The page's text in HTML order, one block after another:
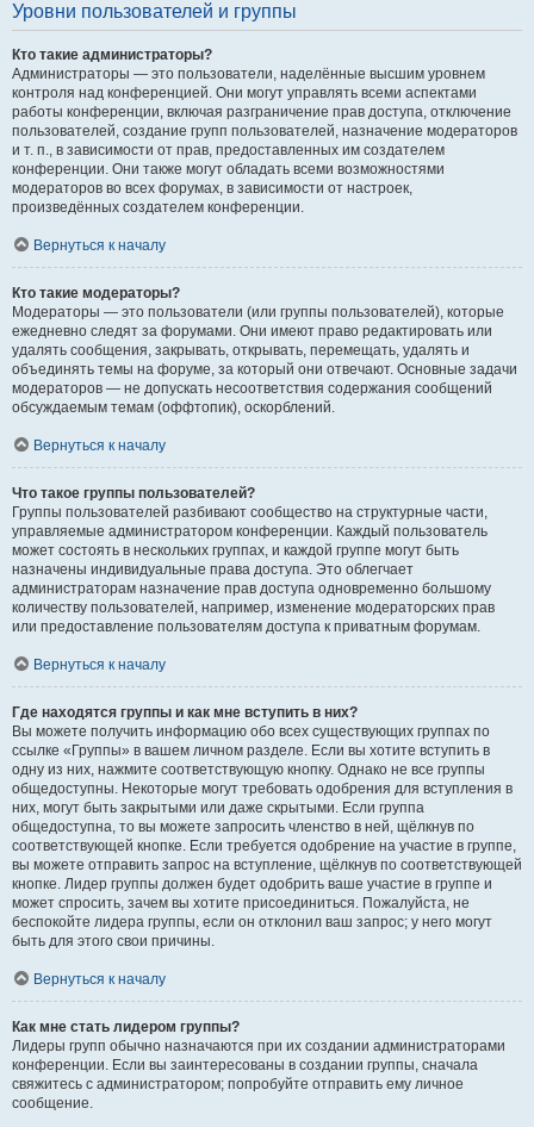
Уровни пользователей и группы
Кто такие администраторы?
Администраторы — это пользователи, наделённые высшим уровнем
контроля над конференцией. Они могут управлять всеми аспектами
работы конференции, включая разграничение прав доступа, отключение
пользователей, создание групп пользователей, назначение модераторов
и т. п., в зависимости от прав, предоставленных им создателем
конференции. Они также могут обладать всеми возможностями
модераторов во всех форумах, в зависимости от настроек,
произведённых создателем конференции.
Вернуться к началу
Кто такие модераторы?
Модераторы — это пользователи (или группы пользователей), которые
ежедневно следят за форумами. Они имеют право редактировать или
удалять сообщения, закрывать, открывать, перемещать, удалять и
объединять темы на форуме, за который они отвечают. Основные задачи
модераторов — не допускать несоответствия содержания сообщений
обсуждаемым темам (оффтопик), оскорблений.
Вернуться к началу
Что такое группы пользователей?
Группы пользователей разбивают сообщество на структурные части,
управляемые администратором конференции. Каждый пользователь
может состоять в нескольких группах, и каждой группе могут быть
назначены индивидуальные права доступа. Это облегчает
администраторам назначение прав доступа одновременно большому
количеству пользователей, например, изменение модераторских прав
или предоставление пользователям доступа к приватным форумам.
Вернуться к началу
Где находятся группы и как мне вступить в них?
Вы можете получить информацию обо всех существующих группах по
ссылке «Группы» в вашем личном разделе. Если вы хотите вступить в
одну из них, нажмите соответствующую кнопку. Однако не все группы
общедоступны. Некоторые могут требовать одобрения для вступления в
них, могут быть закрытыми или даже скрытыми. Если группа
общедоступна, то вы можете запросить членство в ней, щёлкнув по
соответствующей кнопке. Если требуется одобрение на участие в группе,
вы можете отправить запрос на вступление, щёлкнув по соответствующей
кнопке. Лидер группы должен будет одобрить ваше участие в группе и
может спросить, зачем вы хотите присоединиться. Пожалуйста, не
беспокойте лидера группы, если он отклонил ваш запрос; у него могут
быть для этого свои причины.
Вернуться к началу
Как мне стать лидером группы?
Лидеры групп обычно назначаются при их создании администраторами
конференции. Если вы заинтересованы в создании группы, сначала
свяжитесь с администратором; попробуйте отправить ему личное
сообщение.